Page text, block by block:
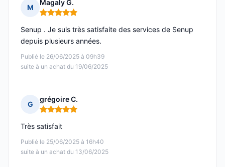
M
Magaly G.
Note : 5 sur 5
Publié le 26/06/2025 à 09h39
suite à un achat du 19/06/2025
Senup . Je suis très satisfaite des services de Senup
depuis plusieurs années.
G
grégoire C.
Note : 5 sur 5
Publié le 25/06/2025 à 16h40
suite à un achat du 13/06/2025
Très satisfait